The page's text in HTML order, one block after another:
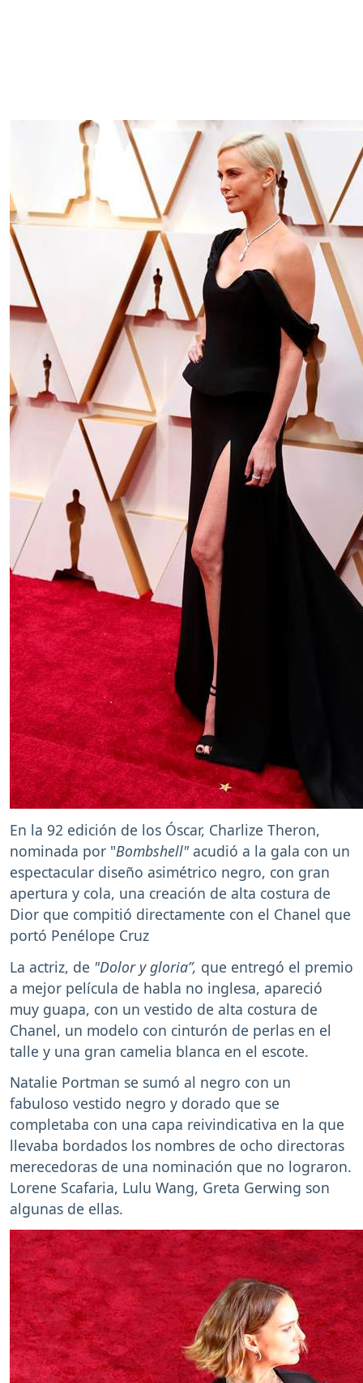
En la 92 edición de los Óscar, Charlize Theron,
nominada por "Bombshell" acudió a la gala con un
espectacular diseño asimétrico negro, con gran
apertura y cola, una creación de alta costura de
Dior que compitió directamente con el Chanel que
portó Penélope Cruz
La actriz, de "Dolor y gloria”, que entregó el premio
a mejor película de habla no inglesa, apareció
muy guapa, con un vestido de alta costura de
Chanel, un modelo con cinturón de perlas en el
talle y una gran camelia blanca en el escote.
Natalie Portman se sumó al negro con un
fabuloso vestido negro y dorado que se
completaba con una capa reivindicativa en la que
llevaba bordados los nombres de ocho directoras
merecedoras de una nominación que no lograron.
Lorene Scafaria, Lulu Wang, Greta Gerwing son
algunas de ellas.